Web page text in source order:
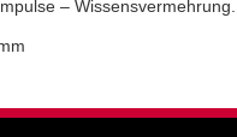
– Wissensvermehrung.